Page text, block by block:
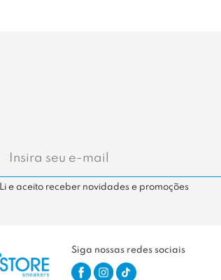
Li e aceito receber novidades e promoções
Siga nossas redes sociais